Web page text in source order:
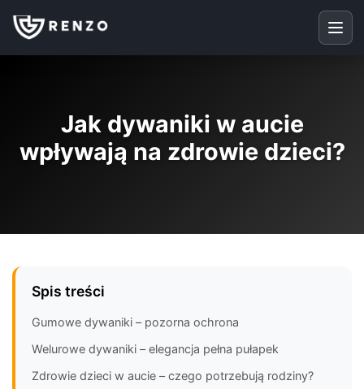
Jak dywaniki w aucie
wpływają na zdrowie dzieci?
Spis treści
Gumowe dywaniki – pozorna ochrona
Welurowe dywaniki – elegancja pełna pułapek
Zdrowie dzieci w aucie – czego potrzebują rodziny?